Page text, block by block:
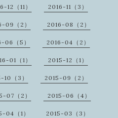
12（11） 2016-11（3）
09（2） 2016-08（2）
06（5） 2016-04（2）
01（1） 2015-12（1）
10（3） 2015-09（2）
07（2） 2015-06（4）
04（1） 2015-03（3）